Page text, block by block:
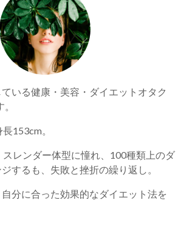
いる健康・美容・ダイエットオタク
153cm。
レンダー体型に憧れ、100種類上のダ
するも、失敗と挫折の繰り返し。
分に合った効果的なダイエット法を